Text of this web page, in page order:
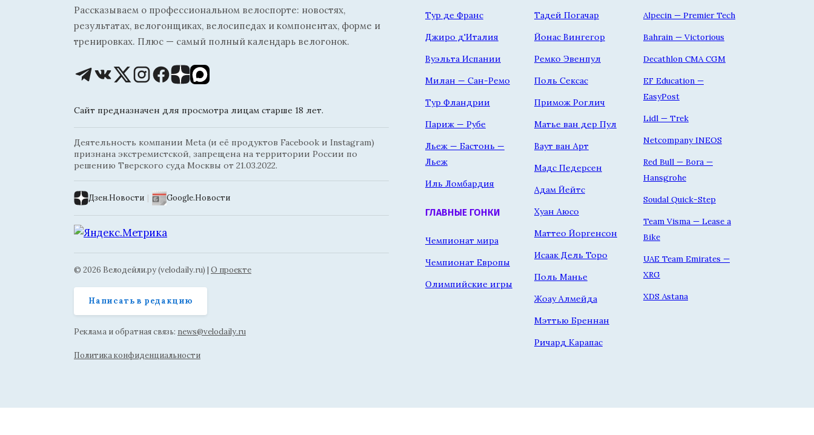
Рассказываем о профессиональном велоспорте: новостях,
результатах, велогонщиках, велосипедах и компонентах, форме и
тренировках. Плюс — самый полный календарь велогонок.
Сайт предназначен для просмотра лицам старше 18 лет.
Деятельность компании Meta (и её продуктов Facebook и Instagram)
признана экстремистской, запрещена на территории России по
решению Тверского суда Москвы от 21.03.2022.
Дзен.Новости | Google.Новости
© 2026 Велодейли.ру (velodaily.ru) | О проекте
Написать в редакцию
Реклама и обратная связь: news@velodaily.ru
Политика конфиденциальности
Тур де Франс
Джиро д'Италия
Вуэльта Испании
Милан — Сан-Ремо
Тур Фландрии
Париж — Рубе
Льеж — Бастонь —
Льеж
Иль Ломбардия
ГЛАВНЫЕ ГОНКИ
Чемпионат мира
Чемпионат Европы
Олимпийские игры
Тадей Погачар
Йонас Вингегор
Ремко Эвенпул
Поль Сексас
Примож Роглич
Матье ван дер Пул
Ваут ван Арт
Мадс Педерсен
Адам Йейтс
Хуан Аюсо
Маттео Йоргенсон
Исаак Дель Торо
Поль Манье
Жоау Алмейда
Мэттью Бреннан
Ричард Карапас
Alpecin — Premier Tech
Bahrain — Victorious
Decathlon CMA CGM
EF Education —
EasyPost
Lidl — Trek
Netcompany INEOS
Red Bull — Bora —
Hansgrohe
Soudal Quick-Step
Team Visma — Lease a
Bike
UAE Team Emirates —
XRG
XDS Astana